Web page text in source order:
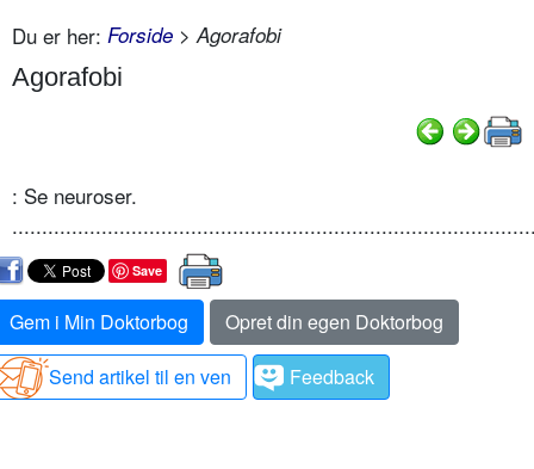
Du er her: Forside > Agorafobi
Agorafobi
: Se neuroser.
Save
Gem i Min Doktorbog
Opret din egen Doktorbog
Send artikel til en ven
Feedback